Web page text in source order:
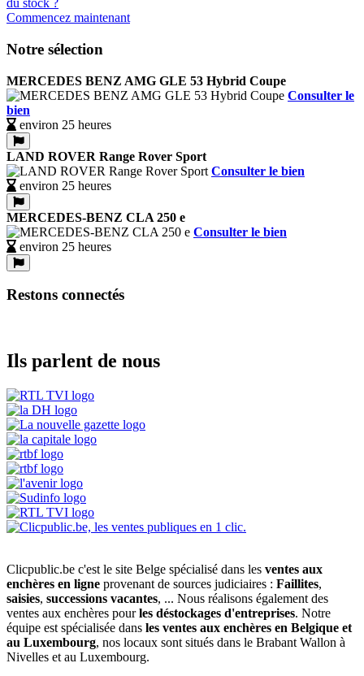
Commencez maintenant
Notre sélection
MERCEDES BENZ AMG GLE 53 Hybrid Coupe
Consulter le
bien
environ 25 heures
LAND ROVER Range Rover Sport
Consulter le bien
environ 25 heures
MERCEDES-BENZ CLA 250 e
Consulter le bien
environ 25 heures
Restons connectés
Ils parlent de nous
Clicpublic.be c'est le site Belge spécialisé dans les ventes aux
enchères en ligne provenant de sources judiciaires : Faillites,
saisies, successions vacantes, ... Nous réalisons également des
ventes aux enchères pourles déstockages d'entreprises. Notre
équipe est spécialisée dans les ventes aux enchères en Belgique et
au Luxembourg, nos locaux sont situés dans le Brabant Wallon à
Nivelles et au Luxembourg.